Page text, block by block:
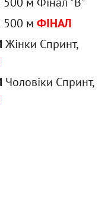
м ФІНАЛ
Жінки Спринт,
Чоловіки Спринт,